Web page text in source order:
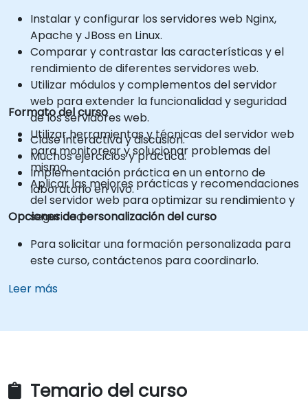
Instalar y configurar los servidores web Nginx,
Apache y JBoss en Linux.
Comparar y contrastar las características y el
rendimiento de diferentes servidores web.
Utilizar módulos y complementos del servidor
web para extender la funcionalidad y seguridad
de los servidores web.
Utilizar herramientas y técnicas del servidor web
para monitorear y solucionar problemas del
mismo.
Aplicar las mejores prácticas y recomendaciones
del servidor web para optimizar su rendimiento y
seguridad.
Formato del curso
Clase interactiva y discusión.
Muchos ejercicios y práctica.
Implementación práctica en un entorno de
laboratorio en vivo.
Opciones de personalización del curso
Para solicitar una formación personalizada para
este curso, contáctenos para coordinarlo.
Leer más
Temario del curso